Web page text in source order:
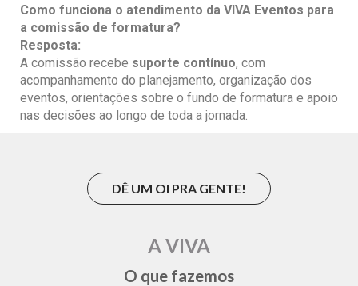
Como funciona o atendimento da VIVA Eventos para
a comissão de formatura?
Resposta:
A comissão recebe suporte contínuo, com
acompanhamento do planejamento, organização dos
eventos, orientações sobre o fundo de formatura e apoio
nas decisões ao longo de toda a jornada.
DÊ UM OI PRA GENTE!
A VIVA
O que fazemos